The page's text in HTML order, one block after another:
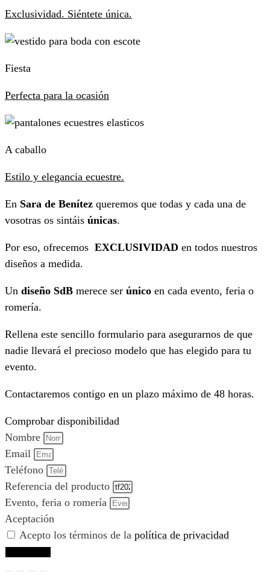
Exclusividad. Siéntete única.
Fiesta
Perfecta para la ocasión
A caballo
Estilo y elegancia ecuestre.
En Sara de Benítez queremos que todas y cada una de
vosotras os sintáis únicas.
Por eso, ofrecemos EXCLUSIVIDAD en todos nuestros
diseños a medida.
Un diseño SdB merece ser único en cada evento, feria o
romería.
Rellena este sencillo formulario para asegurarnos de que
nadie llevará el precioso modelo que has elegido para tu
evento.
Contactaremos contigo en un plazo máximo de 48 horas.
Comprobar disponibilidad
Nombre
Email
Teléfono
Referencia del producto
Evento, feria o romería
Aceptación
Acepto los términos de la política de privacidad